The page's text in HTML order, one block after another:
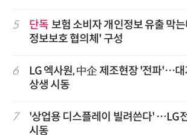
5 단독 보험 소비자 개인정보 유출 막
정보보호 협의체' 구성
6
LG 엑사원, 中企 제조현장 '전파'…대
상생 시동
7
'상업용 디스플레이 빌려쓴다' …LG
시동